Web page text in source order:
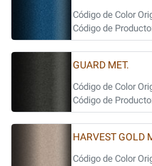
Código de Color
Código de
GUARD MET.
Código de Color
Código de
HARVEST GOLD
Código de Color